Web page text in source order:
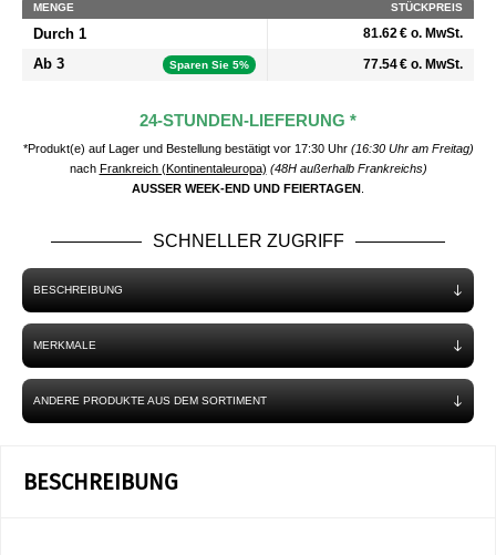
MENGE STÜCKPREIS
Durch 1 81.62 € o. MwSt.
Ab 3 Sparen Sie 5% 77.54 € o. MwSt.
24-STUNDEN-LIEFERUNG *
*Produkt(e) auf Lager und Bestellung bestätigt vor 17:30 Uhr (16:30 Uhr am Freitag)
nach Frankreich (Kontinentaleuropa) (48H außerhalb Frankreichs)
AUSSER WEEK-END UND FEIERTAGEN
SCHNELLER ZUGRIFF
BESCHREIBUNG
MERKMALE
ANDERE PRODUKTE AUS DEM SORTIMENT
BESCHREIBUNG